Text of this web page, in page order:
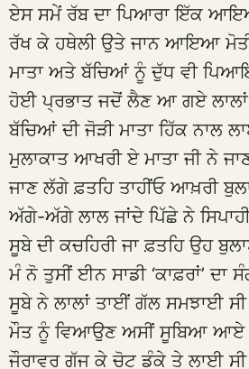
ਏਸ ਸਮੇਂ ਰੱਬ ਦਾ ਪਿਆਰਾ ਇੱਕ
ਰੱਖ ਕੇ ਹਥੇਲੀ ਉਤੇ ਜਾਨ ਆਇਆ ਮੋਤੀ
ਮਾਤਾ ਅਤੇ ਬੱਚਿਆਂ ਨੂੰ ਦੁੱਧ ਵੀ
ਹੋਈ ਪ੍ਰਭਾਤ ਜਦੋਂ ਲੈਣ ਆ ਗਏ
ਬੱਚਿਆਂ ਦੀ ਜੋੜੀ ਮਾਤਾ ਹਿੱਕ ਨਾਲ
ਮੁਲਾਕਾਤ ਆਖਰੀ ਏ ਮਾਤਾ ਜੀ ਨੇ
ਜਾਣ ਲੱਗੇ ਫ਼ਤਹਿ ਤਾਹੀਂਓ ਆਖ਼ਰੀ
ਅੱਗੇ-ਅੱਗੇ ਲਾਲ ਜਾਂਦੇ ਪਿੱਛੇ ਨੇ
ਸੂਬੇ ਦੀ ਕਚਹਿਰੀ ਜਾ ਫ਼ਤਹਿ ਉਹ
ਮੰ ਨੋ ਤੁਸੀਂ ਈਨ ਸਾਡੀ ‘ਕਾਫ਼ਰਾਂ’ ਦਾ
ਸੂਬੇ ਨੇ ਲਾਲਾਂ ਤਾਈਂ ਗੱਲ ਸਮਝਾਈ ਸੀ
ਮੌਤ ਨੂੰ ਵਿਆਉਣ ਅਸੀਂ ਸੂਬਿਆ ਆਏ
ਜੌਰਾਵਰ ਗੱਜ ਕੇ ਚੋਟ ਡੰਕੇ ਤੇ ਲਾਈ ਸੀ